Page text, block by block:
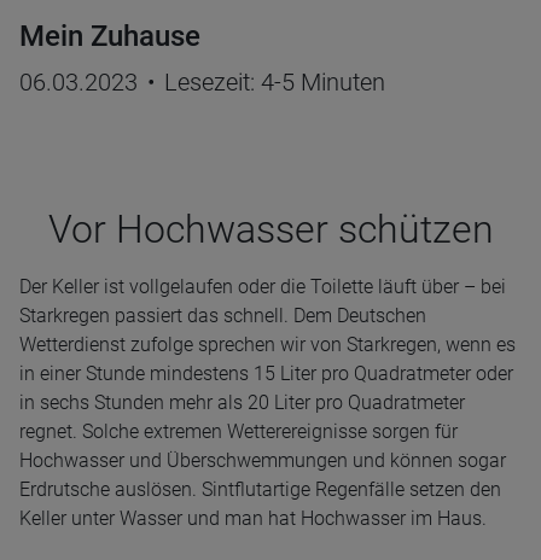
Mein Zuhause
06.03.2023 • Lesezeit: 4-5 Minuten
Vor Hoch­was­ser schüt­zen
Der Keller ist vollgelaufen oder die Toilette läuft über – bei
Starkregen passiert das schnell. Dem Deutschen
Wetterdienst zufolge sprechen wir von Starkregen, wenn es
in einer Stunde mindestens 15 Liter pro Quadratmeter oder
in sechs Stunden mehr als 20 Liter pro Quadratmeter
regnet. Solche extremen Wetterereignisse sorgen für
Hochwasser und Überschwemmungen und können sogar
Erdrutsche auslösen. Sintflutartige Regenfälle setzen den
Keller unter Wasser und man hat Hochwasser im Haus.